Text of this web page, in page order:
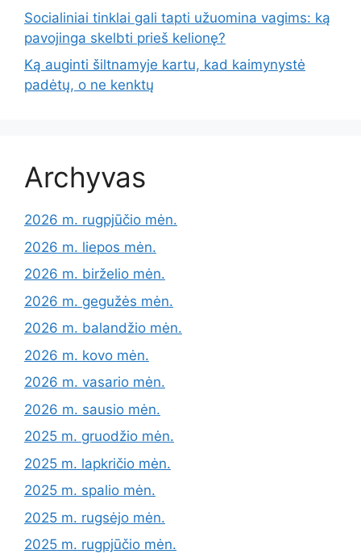
Socialiniai tinklai gali tapti užuomina vagims: ką
pavojinga skelbti prieš kelionę?
Ką auginti šiltnamyje kartu, kad kaimynystė
padėtų, o ne kenktų
Archyvas
2026 m. rugpjūčio mėn.
2026 m. liepos mėn.
2026 m. birželio mėn.
2026 m. gegužės mėn.
2026 m. balandžio mėn.
2026 m. kovo mėn.
2026 m. vasario mėn.
2026 m. sausio mėn.
2025 m. gruodžio mėn.
2025 m. lapkričio mėn.
2025 m. spalio mėn.
2025 m. rugsėjo mėn.
2025 m. rugpjūčio mėn.